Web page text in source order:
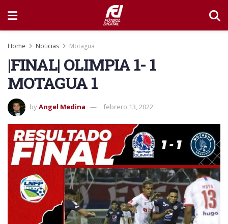
Home Noticias Motagua
|FINAL| OLIMPIA 1- 1
MOTAGUA 1
byAngel Medina febrero 13, 2022